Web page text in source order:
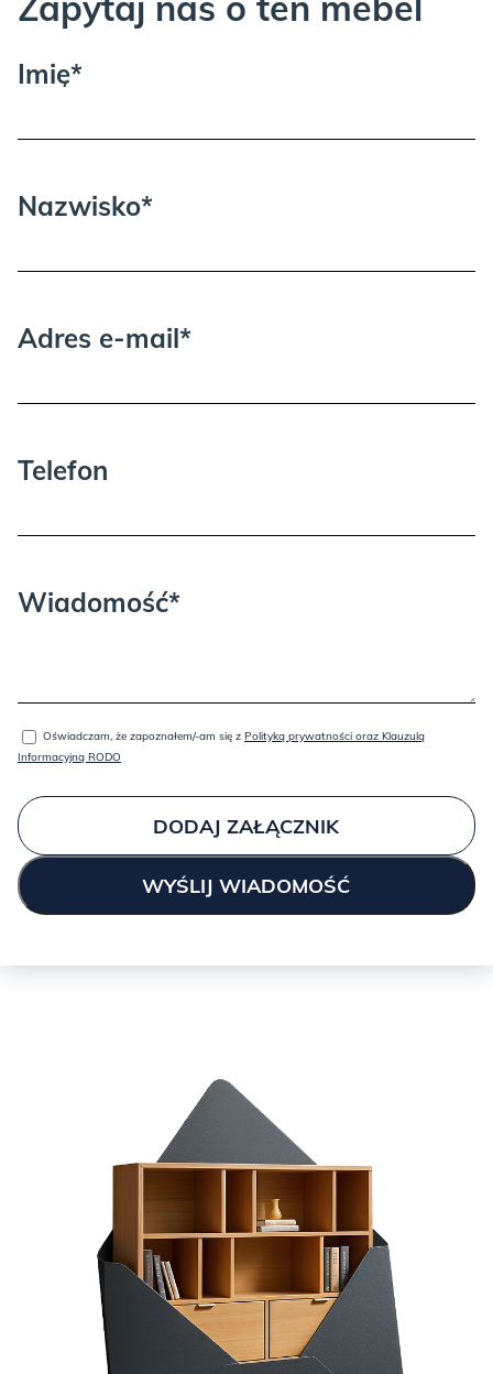
Imię*
Nazwisko*
Adres e-mail*
Telefon
Wiadomość*
Oświadczam, że zapoznałem/-am się z Polityką prywatności oraz Klauzulą
Informacyjną RODO
DODAJ ZAŁĄCZNIK